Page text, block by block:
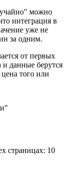
можно
интеграция в
уже не
за одним.
от первых
и данные берутся
того или
страницах: 10